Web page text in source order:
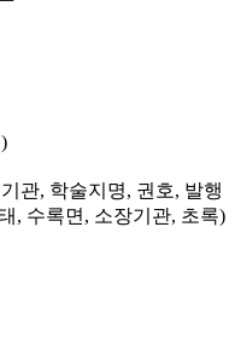
관, 학술지명, 권호, 발행
, 수록면, 소장기관, 초록)